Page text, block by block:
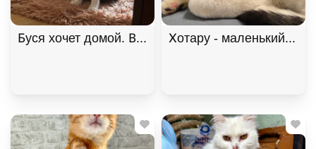
Буся хочет домой. В дар!, Черепаховый,
Хотару - маленький